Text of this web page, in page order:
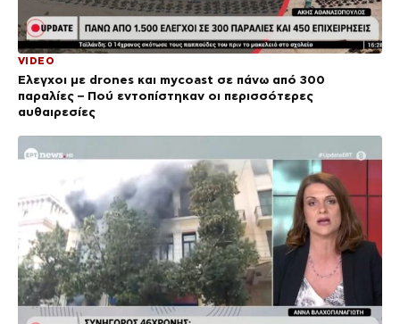
VIDEO
Έλεγχοι με drones και mycoast σε πάνω από 300
παραλίες – Πού εντοπίστηκαν οι περισσότερες
αυθαιρεσίες